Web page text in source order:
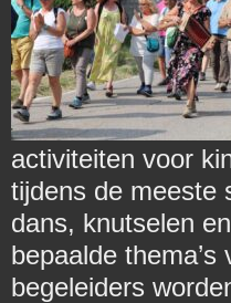
activiteiten voor
tijdens de meeste
dans, knutselen
bepaalde
begeleiders